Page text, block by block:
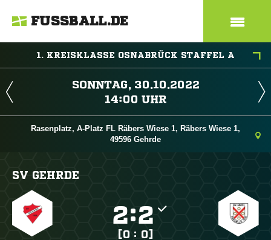
FUSSBALL.DE
1. KREISKLASSE OSNABRÜCK STAFFEL A
 
 
Rasenplatz, A-Platz FL Räbers Wiese 1, Räbers Wiese 1,
49596 Gehrde
SV GEHRDE
:
[0 : 0]